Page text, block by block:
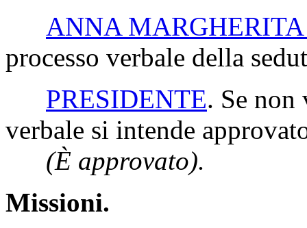
ANNA
processo verbale della
PRESIDENTE. Se non
verbale si intende
(È approvato).
Missioni.